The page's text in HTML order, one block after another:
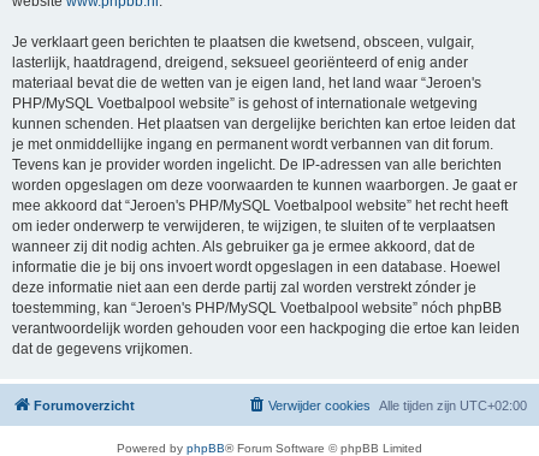
Je verklaart geen berichten te plaatsen die kwetsend, obsceen, vulgair,
lasterlijk, haatdragend, dreigend, seksueel georiënteerd of enig ander
materiaal bevat die de wetten van je eigen land, het land waar “Jeroen's
PHP/MySQL Voetbalpool website” is gehost of internationale wetgeving
kunnen schenden. Het plaatsen van dergelijke berichten kan ertoe leiden dat
je met onmiddellijke ingang en permanent wordt verbannen van dit forum.
Tevens kan je provider worden ingelicht. De IP-adressen van alle berichten
worden opgeslagen om deze voorwaarden te kunnen waarborgen. Je gaat er
mee akkoord dat “Jeroen's PHP/MySQL Voetbalpool website” het recht heeft
om ieder onderwerp te verwijderen, te wijzigen, te sluiten of te verplaatsen
wanneer zij dit nodig achten. Als gebruiker ga je ermee akkoord, dat de
informatie die je bij ons invoert wordt opgeslagen in een database. Hoewel
deze informatie niet aan een derde partij zal worden verstrekt zónder je
toestemming, kan “Jeroen's PHP/MySQL Voetbalpool website” nóch phpBB
verantwoordelijk worden gehouden voor een hackpoging die ertoe kan leiden
dat de gegevens vrijkomen.
Forumoverzicht Alle tijden zijn UTC+02:00
Verwijder cookies
Powered by phpBB® Forum Software © phpBB Limited